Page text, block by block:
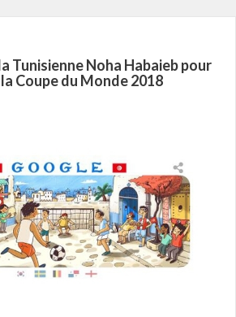
Tunisienne Noha Habaieb pour
Coupe du Monde 2018